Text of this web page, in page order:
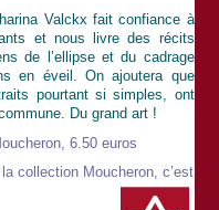
Valckx fait confiance à
et nous livre des récits
de l’ellipse et du cadrage
en éveil. On ajoutera que
pourtant si simples, ont
Du grand art !
6.50 euros
collection Moucheron, c’est